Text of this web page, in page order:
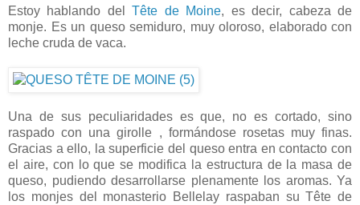
Estoy hablando delTête de Moine, es decir, cabeza de
monje. Es un queso semiduro, muy oloroso, elaborado con
leche cruda de vaca.
Una de sus peculiaridades es que, no es cortado, sino
raspado con una girolle , formándose rosetas muy finas.
Gracias a ello, la superficie del queso entra en contacto con
el aire, con lo que se modifica la estructura de la masa de
queso, pudiendo desarrollarse plenamente los aromas. Ya
los monjes del monasterio Bellelay raspaban su Tête de